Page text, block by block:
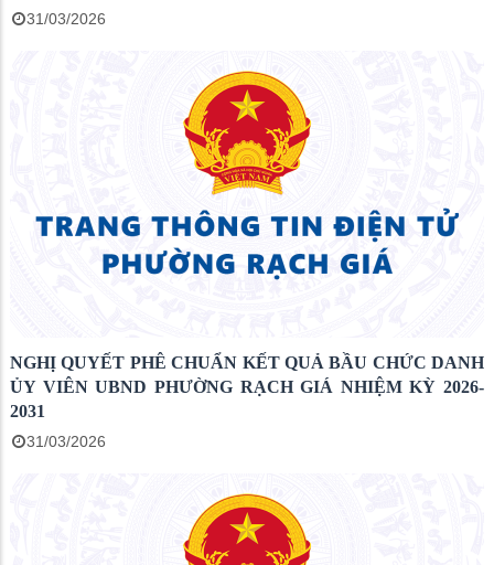
31/03/2026
NGHỊ QUYẾT PHÊ CHUẨN KẾT QUẢ BẦU CHỨC DANH
ỦY VIÊN UBND PHƯỜNG RẠCH GIÁ NHIỆM KỲ 2026-
2031
31/03/2026